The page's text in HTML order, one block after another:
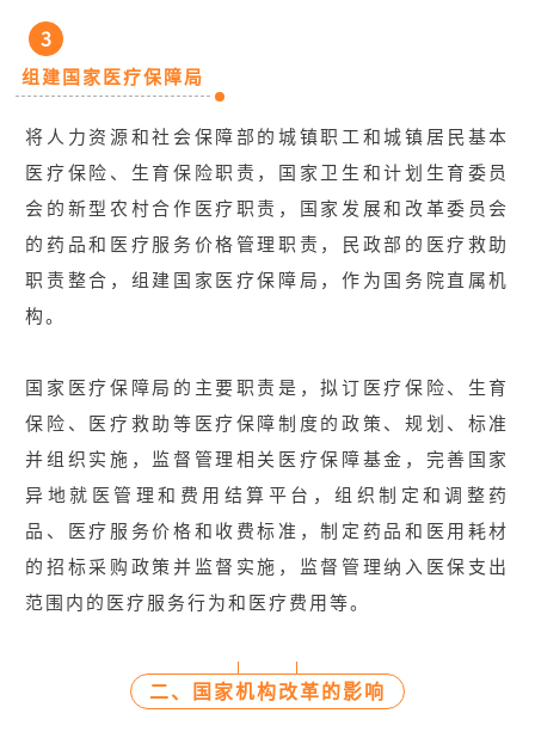
3
组建国家医疗保障局
将人力资源和社会保障部的城镇职工和城镇居民基本
医疗保险、生育保险职责，国家卫生和计划生育委员
会的新型农村合作医疗职责，国家发展和改革委员会
的药品和医疗服务价格管理职责，民政部的医疗救助
职责整合，组建国家医疗保障局，作为国务院直属机
构。
国家医疗保障局的主要职责是，拟订医疗保险、生育
保险、医疗救助等医疗保障制度的政策、规划、标准
并组织实施，监督管理相关医疗保障基金，完善国家
异地就医管理和费用结算平台，组织制定和调整药
品、医疗服务价格和收费标准，制定药品和医用耗材
的招标采购政策并监督实施，监督管理纳入医保支出
范围内的医疗服务行为和医疗费用等。
二、国家机构改革的影响